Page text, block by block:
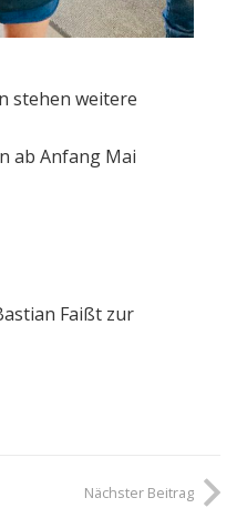
stehen weitere
ab Anfang Mai
Faißt zur
Nächster Beitrag